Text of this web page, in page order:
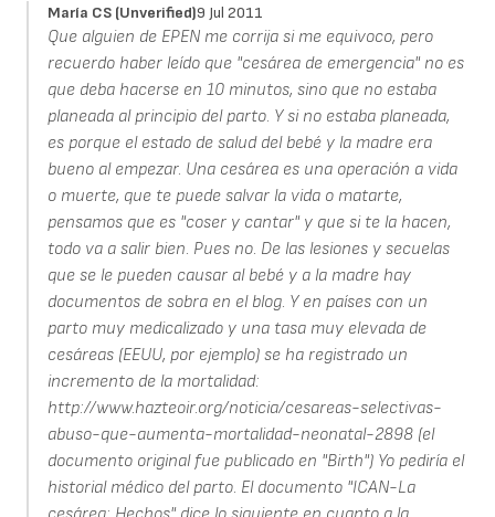
María CS (unverified)9 Jul 2011
Que alguien de EPEN me corrija si me equivoco, pero
recuerdo haber leído que "cesárea de emergencia" no es
que deba hacerse en 10 minutos, sino que no estaba
planeada al principio del parto. Y si no estaba planeada,
es porque el estado de salud del bebé y la madre era
bueno al empezar. Una cesárea es una operación a vida
o muerte, que te puede salvar la vida o matarte,
pensamos que es "coser y cantar" y que si te la hacen,
todo va a salir bien. Pues no. De las lesiones y secuelas
que se le pueden causar al bebé y a la madre hay
documentos de sobra en el blog. Y en países con un
parto muy medicalizado y una tasa muy elevada de
cesáreas (EEUU, por ejemplo) se ha registrado un
incremento de la mortalidad:
http://www.hazteoir.org/noticia/cesareas-selectivas-
abuso-que-aumenta-mortalidad-neonatal-2898 (el
documento original fue publicado en "Birth") Yo pediría el
historial médico del parto. El documento "ICAN-La